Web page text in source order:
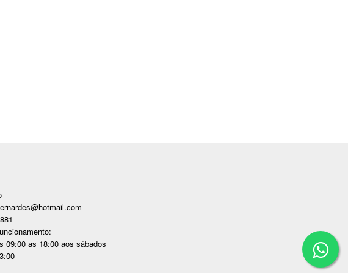
09:00 as 18:00 aos sábados